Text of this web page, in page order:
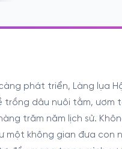
phát triển, Làng lụa
trồng dâu nuôi tằm, ươm
trăm năm lịch sử.
một không gian đưa con